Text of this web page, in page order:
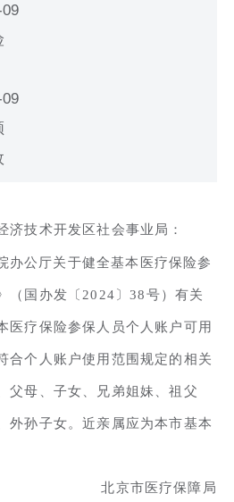
济技术开发区社会事业局：
办公厅关于健全基本医疗保险参
（国办发〔2024〕38号）有关
医疗保险参保人员个人账户可用
合个人账户使用范围规定的相关
父母、子女、兄弟姐妹、祖父
外孙子女。近亲属应为本市基本
北京市医疗保障局